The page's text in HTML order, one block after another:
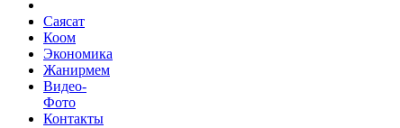
Саясат
Коом
Экономика
Жанирмем
Видео-
Фото
Контакты